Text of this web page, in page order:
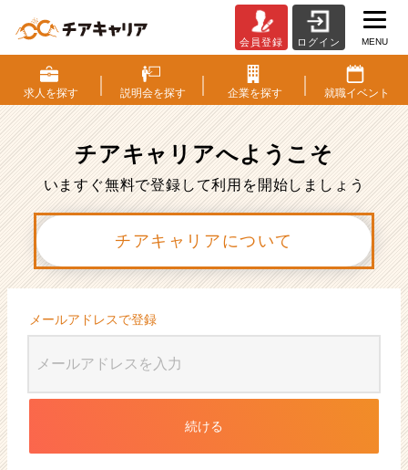
員
登
録
ベ
ン
チ
ャ
成
企
か
ら
ス
カ
ウ
届
会員登録 ログイン MENU
求人を探す 説明会を探す 企業を探す 就職イベント
チアキャリアへようこそ
いますぐ無料で登録して利用を開始しましょう
チアキャリアについて
メールアドレスで登録
続ける